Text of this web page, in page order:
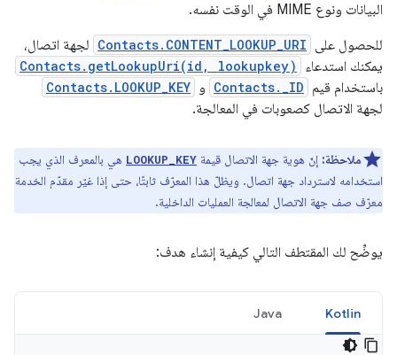
البيانات ونوع MIME في الوقت نفسه.
للحصول على Contacts.CONTENT_LOOKUP_URI لجهة اتصال،
يمكنك استدعاء
Contacts.getLookupUri(id, lookupkey)
باستخدام قيم Contacts._ID و Contacts.LOOKUP_KEY
لجهة الاتصال كصعوبات في المعالجة.
ملاحظة: إنّ هوية جهة الاتصال قيمة LOOKUP_KEY هي بالمعرف الذي يجب
استخدامه لاسترداد جهة اتصال. ويظلّ هذا المعرّف ثابتًا، حتى إذا غيّر مقدّم الخدمة
معرّف صف جهة الاتصال لمعالجة العمليات الداخلية.
يوضِّح لك المقتطف التالي كيفية إنشاء هدف:
Kotlin
Java